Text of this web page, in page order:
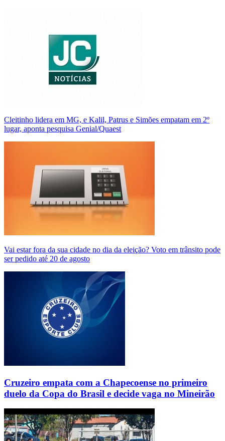
Cleitinho lidera em MG, e Kalil, Patrus e Simões empatam em 2º
lugar, aponta pesquisa Genial/Quaest
Vai estar fora da sua cidade no dia da eleição? Voto em trânsito pode
ser pedido até 20 de agosto
Cruzeiro empata com a Chapecoense no primeiro
duelo da Copa do Brasil e decide vaga no Mineirão